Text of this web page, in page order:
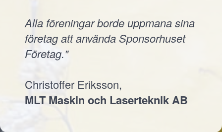
Alla föreningar borde uppmana sina
företag att använda Sponsorhuset
Företag."
Christoffer Eriksson,
MLT Maskin och Laserteknik AB